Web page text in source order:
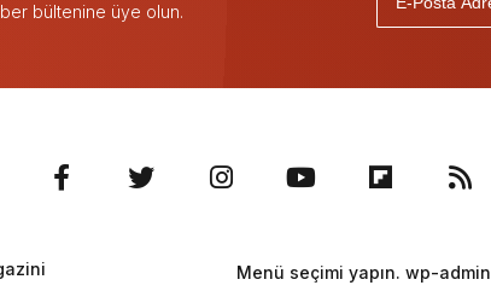
bültenine üye olun.
Menü seçimi yapın. wp-